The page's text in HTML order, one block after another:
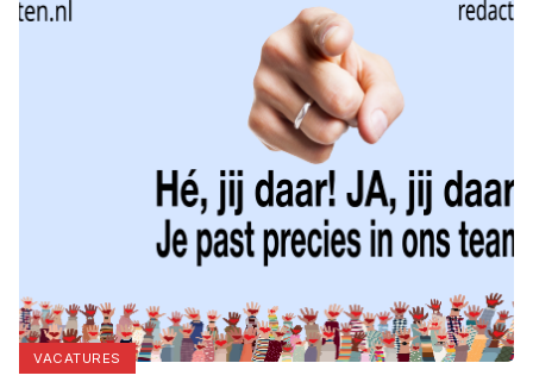
VACATURES